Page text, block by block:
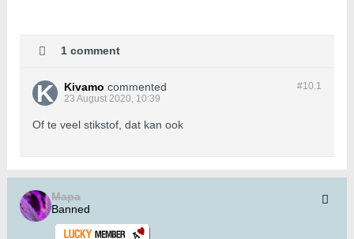
1 comment
#10.1
Kivamo commented
23 August 2020, 10:39
Of te veel stikstof, dat kan ook
Mapa
Banned